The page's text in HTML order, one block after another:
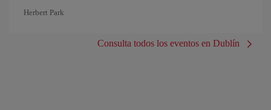
Herbert Park
Consulta todos los eventos en Dublín